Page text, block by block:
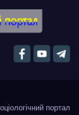
портал